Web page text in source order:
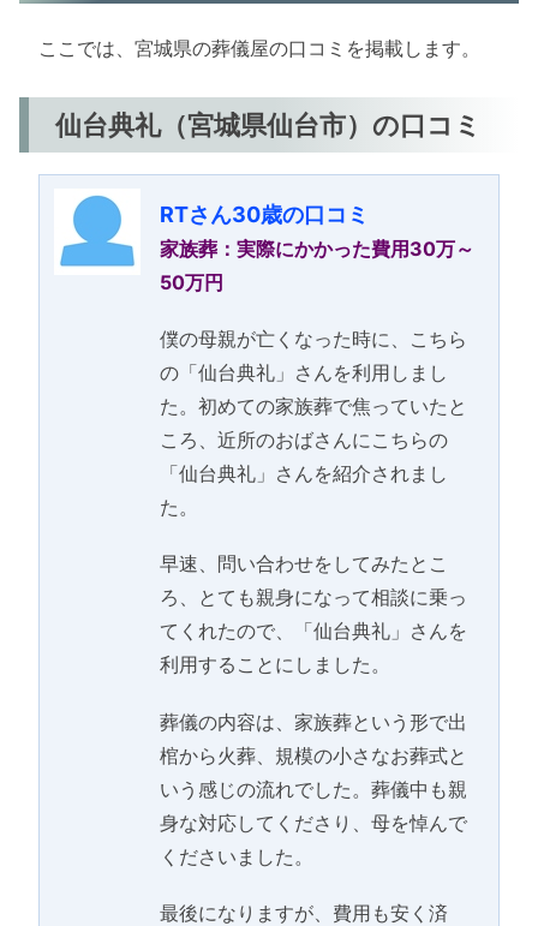
ここでは、宮城県の葬儀屋の口コミを掲載します。
仙台典礼（宮城県仙台市）の口コミ
RTさん30歳の口コミ
家族葬：実際にかかった費用30万～
50万円
僕の母親が亡くなった時に、こちら
の「仙台典礼」さんを利用しまし
た。初めての家族葬で焦っていたと
ころ、近所のおばさんにこちらの
「仙台典礼」さんを紹介されまし
た。
早速、問い合わせをしてみたとこ
ろ、とても親身になって相談に乗っ
てくれたので、「仙台典礼」さんを
利用することにしました。
葬儀の内容は、家族葬という形で出
棺から火葬、規模の小さなお葬式と
いう感じの流れでした。葬儀中も親
身な対応してくださり、母を悼んで
くださいました。
最後になりますが、費用も安く済